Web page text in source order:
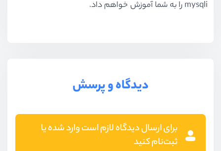
mysqli را به شما آموزش خواهم داد.
دیدگاه و پرسش
برای ارسال دیدگاه لازم است وارد شده یا
ثبت‌نام کنید